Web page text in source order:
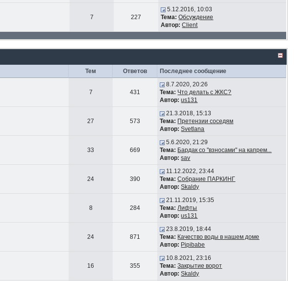
7 227
5.12.2016, 10:03
Тема: Обсуждение
Автор: Client
Тем Ответов Последнее сообщение
7 431
8.7.2020, 20:26
Тема: Что делать с ЖКС?
Автор: us131
27 573
21.3.2018, 15:13
Тема: Претензии соседям
Автор: Svetlana
33 669
5.6.2020, 21:29
Тема: Бардак со "взносами" на капрем...
Автор: sav
24 390
11.12.2022, 23:44
Тема: Собрание ПАРКИНГ
Автор: Skaldy
8 284
21.11.2019, 15:35
Тема: Лифты
Автор: us131
24 871
23.8.2019, 18:44
Тема: Качество воды в нашем доме
Автор: Pipibabe
16 355
10.8.2021, 23:16
Тема: Закрытие ворот
Автор: Skaldy